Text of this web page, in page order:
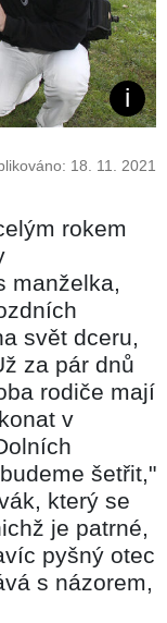
18. 11. 2021
rokem
manželka,
svět dceru,
za pár dnů
rodiče mají
v
šetřit,"
který se
je patrné,
pyšný otec
s názorem,